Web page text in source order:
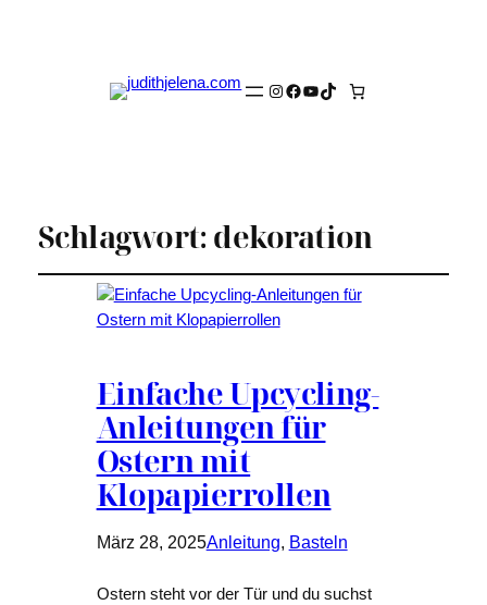
Instagram
Facebook
YouTube
TikTok
Schlagwort: dekoration
Einfache Upcycling-
Anleitungen für
Ostern mit
Klopapierrollen
März 28, 2025Anleitung, Basteln
Ostern steht vor der Tür und du suchst